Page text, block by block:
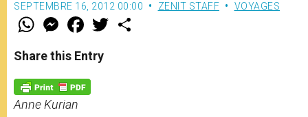
SEPTEMBRE 16, 2012 00:00 ZENIT STAFF VOYAGES
W
t
s
p
p
M
e
s
e
g
e
r
F
a
e
b
o
k
w
Share this Entry
Anne Kurian